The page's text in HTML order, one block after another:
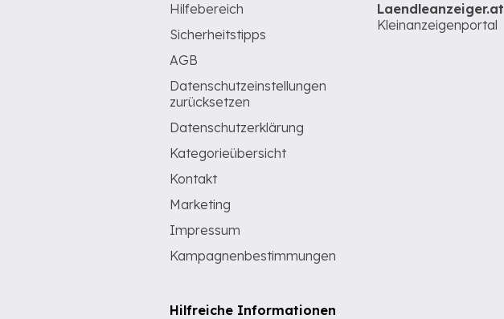
Hilfebereich
Sicherheitstipps
AGB
Datenschutzeinstellungen
zurücksetzen
Datenschutzerklärung
Kategorieübersicht
Kontakt
Marketing
Impressum
Kampagnenbestimmungen
Hilfreiche Informationen
Laendleanzeiger.at
Kleinanzeigenportal